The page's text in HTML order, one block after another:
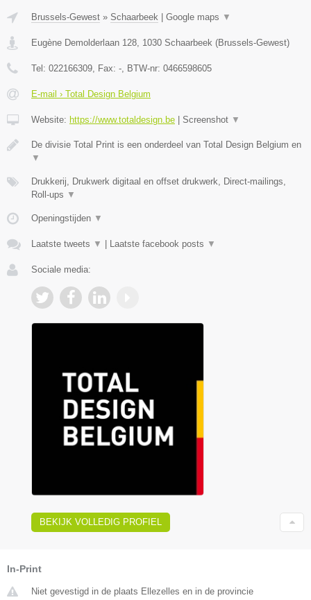
Brussels-Gewest » Schaarbeek | Google maps ▼
Eugène Demolderlaan 128 1030 Schaarbeek (Brussels-Gewest)
Tel: 022166309 , Fax: - , BTW-nr: 0466598605
E-mail › Total Design Belgium
Website: https://www.totaldesign.be | Screenshot ▼
De divisie Total Print is een onderdeel van Total Design Belgium en
▼
Drukkerij, Drukwerk digitaal en offset drukwerk, Direct-mailings,
Roll-ups ▼
Openingstijden ▼
Laatste tweets ▼ | Laatste facebook posts ▼
Sociale media:
BEKIJK VOLLEDIG PROFIEL
In-Print
Niet gevestigd in de plaats Ellezelles en in de provincie